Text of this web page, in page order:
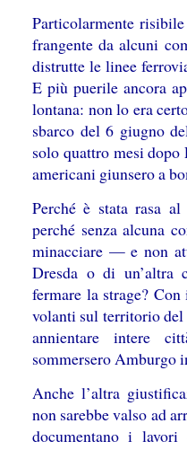
Particolarmente
frangente da alcuni
distrutte le linee
E più puerile ancora
lontana: non lo era
sbarco del 6 giugno
solo quattro mesi
americani giunsero a
Perché è stata rasa
perché senza alcuna
minacciare — e non
Dresda o di un’altra
fermare la strage?
volanti sul territorio
annientare intere
sommersero Amburgo
Anche l’altra
non sarebbe valso ad
documentano i